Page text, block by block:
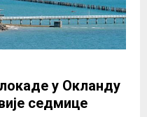
у Окланду
седмице